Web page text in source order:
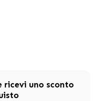
uno sconto